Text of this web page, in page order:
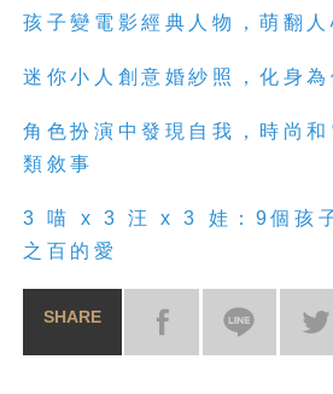
孩子變電影經典人物，萌翻
迷你小人創意婚紗照，化身
角色扮演中發現自我，時尚和
類敘事
3 喵 x 3 汪 x 3 娃：9個孩
之百的愛
SHARE